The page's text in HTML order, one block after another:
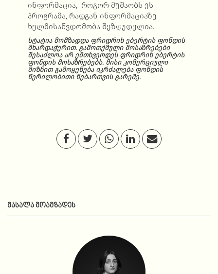
ინფორმაცია, როგორ მუშაობს ეს
პროგრამა, რადგან ინფორმაციაზე
ხელმისაწვდომობა შეზღუდულია.
სტატია მომზადდა ფრიდრიხ ებერტის ფონდის
მხარდაჭერით. გამოთქმული მოსაზრებები
შესაძლოა არ ემთხვეოდეს ფრიდრიხ ებერტის
ფონდის მოსაზრებებს. მისი კომერციული
მიზნით გამოყენება იკრძალება ფონდის
წერილობითი ნებართვის გარეშე.
ᲛᲐᲡᲐᲚᲐ ᲛᲝᲐᲛᲖᲐᲓᲔᲡ